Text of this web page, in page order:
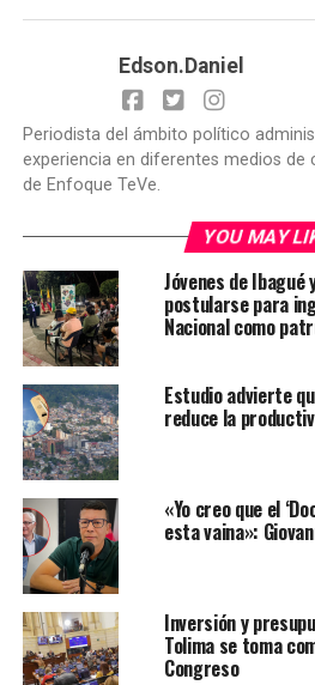
Edson.Daniel
Periodista del ámbito político
experiencia en diferentes medios
de Enfoque TeVe.
YOU MAY
Jóvenes de Ibagué
postularse para
Nacional como
Estudio advierte
reduce la
«Yo creo que el
esta vaina»:
Inversión y
Tolima se toma
Congreso